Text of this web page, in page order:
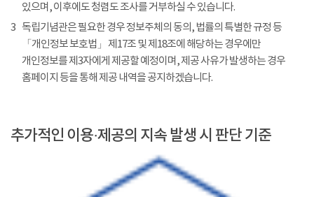
있으며, 이후에도 청렴도 조사를 거부하실 수 있습니다.
3 독립기념관은 필요한 경우 정보주체의 동의, 법률의 특별한 규정 등
「개인정보 보호법」 제17조 및 제18조에 해당하는 경우에만
개인정보를 제3자에게 제공할 예정이며, 제공 사유가 발생하는 경우
홈페이지 등을 통해 제공 내역을 공지하겠습니다.
추가적인 이용·제공의 지속 발생 시 판단 기준